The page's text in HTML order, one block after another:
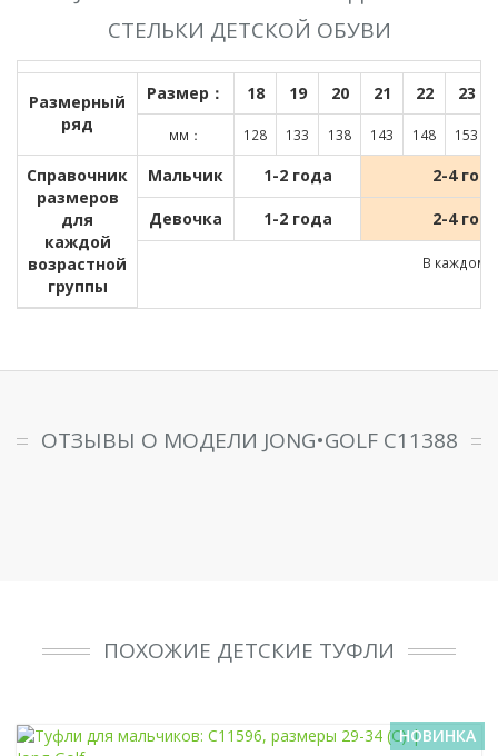
СТЕЛЬКИ ДЕТСКОЙ ОБУВИ
Размерный
ряд
Размер： 18 19 20 21 22 23
мм： 128 133 138 143 148 153
Справочник
размеров
для
каждой
возрастной
группы
Мальчик 1-2 года 2-4
Девочка 1-2 года 2-4
В каждом
ОТЗЫВЫ О МОДЕЛИ JONG•GOLF C11388
ПОХОЖИЕ ДЕТСКИЕ ТУФЛИ
НОВИНКА